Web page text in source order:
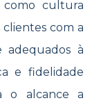
cultura
clientes com a
adequados à
e fidelidade
o alcance a